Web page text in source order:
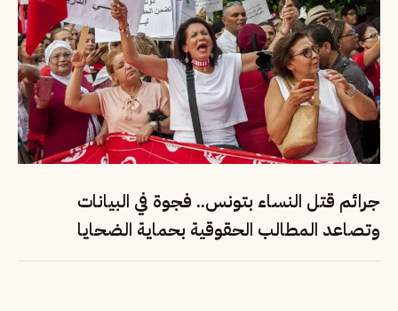
جرائم قتل النساء بتونس.. فجوة في البيانات
وتصاعد المطالب الحقوقية بحماية الضحايا